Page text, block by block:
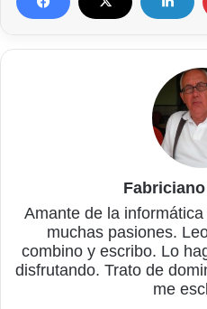
Amante de la
muchas pasiones.
combino y escribo. Lo
disfrutando. Trato de
me